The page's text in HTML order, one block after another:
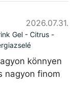
2026.07.31.
Gel - Citrus -
könnyen
nagyon finom